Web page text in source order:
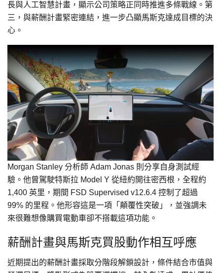
長與人工智慧計畫，顯示公司策略正同時推進多條戰線。第
三，與薪酬計畫緊密連結，進一步凸顯馬斯克達成目標的決
心。
Morgan Stanley 分析師 Adam Jonas 則分享自身測試經
驗。他曾駕駛特斯拉 Model Y 從紐約開往密西根，全程約
1,400 英里，期間 FSD Supervised v12.6.4 控制了超過
99% 的里程。他形容這是一項「顛覆性突破」，並強調未
來很難想像購買電動車卻不搭載這項功能。
薪酬計畫與馬斯克買股動作相互呼應
近期提出的薪酬計畫採取分階段解鎖設計，條件結合市值與